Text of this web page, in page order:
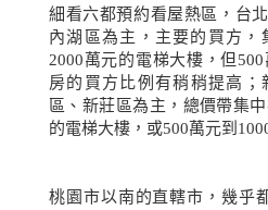
細看六都預約看屋熱區，台
內湖區為主，主要的買方，
2000萬元的電梯大樓，但500
房的買方比例有稍稍提高；
區、新莊區為主，總價帶集
的電梯大樓，或500萬元到
桃園市以南的直轄市，幾乎